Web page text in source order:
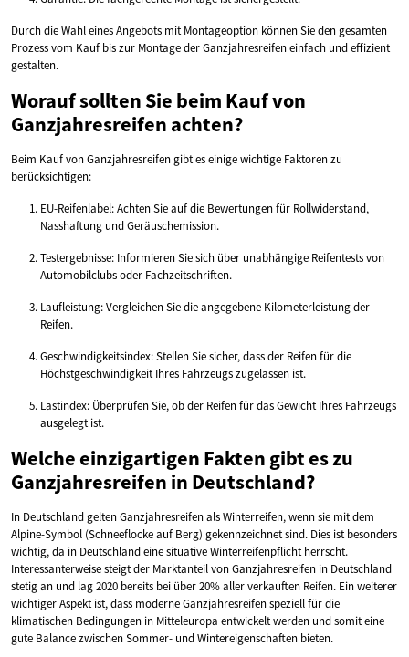
Durch die Wahl eines Angebots mit Montageoption können Sie den gesamten
Prozess vom Kauf bis zur Montage der Ganzjahresreifen einfach und effizient
gestalten.
Worauf sollten Sie beim Kauf von
Ganzjahresreifen achten?
Beim Kauf von Ganzjahresreifen gibt es einige wichtige Faktoren zu
berücksichtigen:
EU-Reifenlabel: Achten Sie auf die Bewertungen für Rollwiderstand,
Nasshaftung und Geräuschemission.
Testergebnisse: Informieren Sie sich über unabhängige Reifentests von
Automobilclubs oder Fachzeitschriften.
Laufleistung: Vergleichen Sie die angegebene Kilometerleistung der
Reifen.
Geschwindigkeitsindex: Stellen Sie sicher, dass der Reifen für die
Höchstgeschwindigkeit Ihres Fahrzeugs zugelassen ist.
Lastindex: Überprüfen Sie, ob der Reifen für das Gewicht Ihres Fahrzeugs
ausgelegt ist.
Welche einzigartigen Fakten gibt es zu
Ganzjahresreifen in Deutschland?
In Deutschland gelten Ganzjahresreifen als Winterreifen, wenn sie mit dem
Alpine-Symbol (Schneeflocke auf Berg) gekennzeichnet sind. Dies ist besonders
wichtig, da in Deutschland eine situative Winterreifenpflicht herrscht.
Interessanterweise steigt der Marktanteil von Ganzjahresreifen in Deutschland
stetig an und lag 2020 bereits bei über 20% aller verkauften Reifen. Ein weiterer
wichtiger Aspekt ist, dass moderne Ganzjahresreifen speziell für die
klimatischen Bedingungen in Mitteleuropa entwickelt werden und somit eine
gute Balance zwischen Sommer- und Wintereigenschaften bieten.